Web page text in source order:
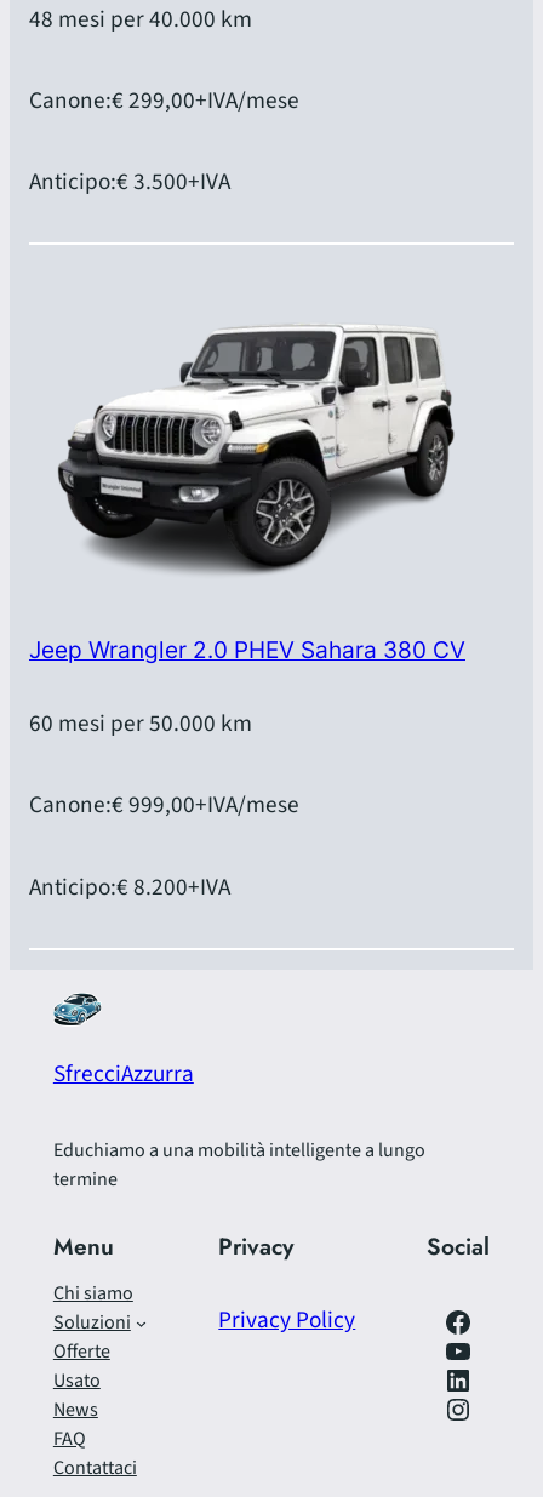
48 mesi per 40.000 km
Canone:€ 299,00+IVA/mese
Anticipo:€ 3.500+IVA
Jeep Wrangler 2.0 PHEV Sahara 380 CV
60 mesi per 50.000 km
Canone:€ 999,00+IVA/mese
Anticipo:€ 8.200+IVA
SfrecciAzzurra
Educhiamo a una mobilità intelligente a lungo
termine
Menu
Chi siamo
Soluzioni
Offerte
Usato
News
FAQ
Contattaci
Privacy
Privacy Policy
Social
Facebook
https://www.youtube.com/@SfrecciAzzurra
LinkedIn
Instagram